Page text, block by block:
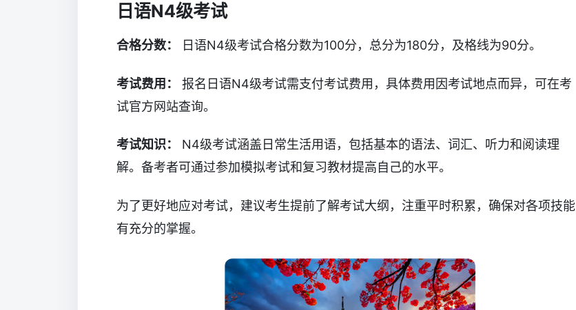
日语N4级考试
合格分数： 日语N4级考试合格分数为100分，总分为180分，及格线为90分。
考试费用：
报名日语N4级考试需支付考试费用，具体费用因考试地点而异，可在考
试官方网站查询。
考试知识：
N4级考试涵盖日常生活用语，包括基本的语法、词汇、听力和阅读理
解。备考者可通过参加模拟考试和复习教材提高自己的水平。
为了更好地应对考试，建议考生提前了解考试大纲，注重平时积累，确保对各项技能
有充分的掌握。